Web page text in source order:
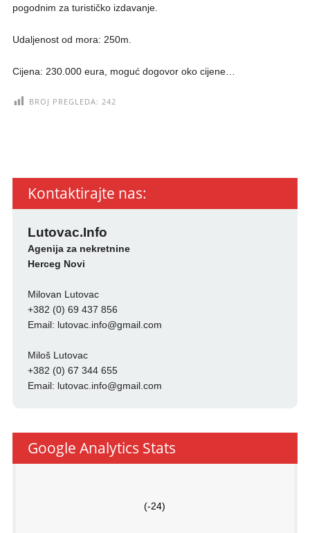
pogodnim za turističko izdavanje.
Udaljenost od mora: 250m.
Cijena: 230.000 eura, moguć dogovor oko cijene…
BROJ PREGLEDA: 242
Kontaktirajte nas:
Lutovac.Info
Agenija za nekretnine
Herceg Novi
Milovan Lutovac
+382 (0) 69 437 856
Email: lutovac.info@gmail.com
Miloš Lutovac
+382 (0) 67 344 655
Email: lutovac.info@gmail.com
Google Analytics Stats
(-24)